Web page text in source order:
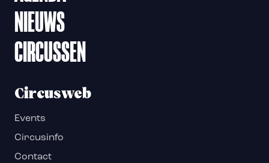
NIEUWS
CIRCUSSEN
Circusweb
Events
Circusinfo
Contact